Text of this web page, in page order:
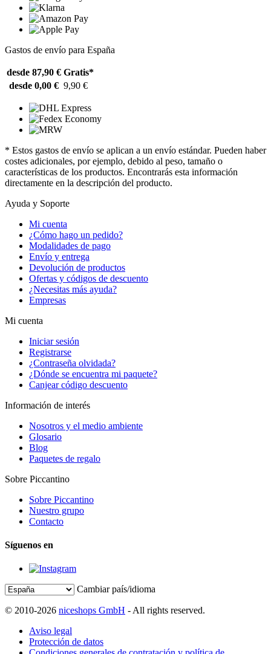
Gastos de envío para España
desde 87,90 € Gratis*
desde 0,00 € 9,90 €
* Estos gastos de envío se aplican a un envío estándar. Pueden haber
costes adicionales, por ejemplo, debido al peso, tamaño o
características de los productos. Encontrarás esta información
directamente en la descripción del producto.
Ayuda y Soporte
Mi cuenta
¿Cómo hago un pedido?
Modalidades de pago
Envío y entrega
Devolución de productos
Ofertas y códigos de descuento
¿Necesitas más ayuda?
Empresas
Mi cuenta
Iniciar sesión
Registrarse
¿Contraseña olvidada?
¿Dónde se encuentra mi paquete?
Canjear código descuento
Información de interés
Nosotros y el medio ambiente
Glosario
Blog
Paquetes de regalo
Sobre Piccantino
Sobre Piccantino
Nuestro grupo
Contacto
Síguenos en
Cambiar país/idioma
© 2010-2026 niceshops GmbH - All rights reserved.
Aviso legal
Protección de datos